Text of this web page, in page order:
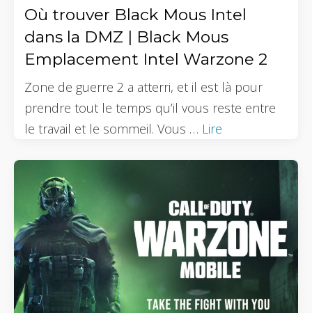
Où trouver Black Mous Intel
dans la DMZ | Black Mous
Emplacement Intel Warzone 2
Zone de guerre 2 a atterri, et il est là pour
prendre tout le temps qu’il vous reste entre
le travail et le sommeil. Vous … Lire